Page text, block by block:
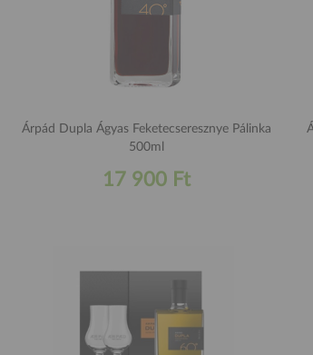
Árpád Dupla Ágyas Feketecseresznye Pálinka
500ml
17 900 Ft